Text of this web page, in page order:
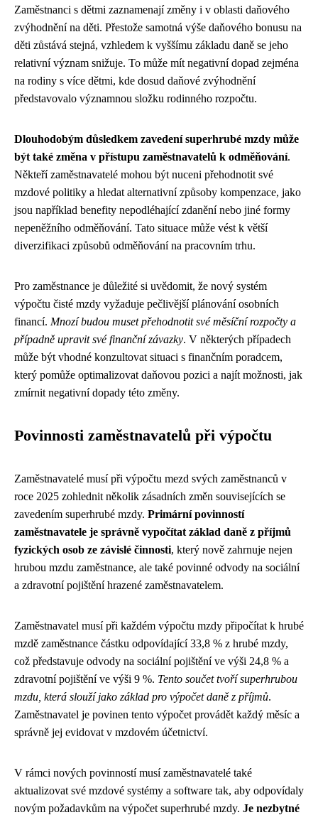
Zaměstnanci s dětmi zaznamenají změny i v oblasti daňového
zvýhodnění na děti. Přestože samotná výše daňového bonusu na
děti zůstává stejná, vzhledem k vyššímu základu daně se jeho
relativní význam snižuje. To může mít negativní dopad zejména
na rodiny s více dětmi, kde dosud daňové zvýhodnění
představovalo významnou složku rodinného rozpočtu.
Dlouhodobým důsledkem zavedení superhrubé mzdy může
být také změna v přístupu zaměstnavatelů k odměňování.
Někteří zaměstnavatelé mohou být nuceni přehodnotit své
mzdové politiky a hledat alternativní způsoby kompenzace, jako
jsou například benefity nepodléhající zdanění nebo jiné formy
nepeněžního odměňování. Tato situace může vést k větší
diverzifikaci způsobů odměňování na pracovním trhu.
Pro zaměstnance je důležité si uvědomit, že nový systém
výpočtu čisté mzdy vyžaduje pečlivější plánování osobních
financí. Mnozí budou muset přehodnotit své měsíční rozpočty a
případně upravit své finanční závazky. V některých případech
může být vhodné konzultovat situaci s finančním poradcem,
který pomůže optimalizovat daňovou pozici a najít možnosti, jak
zmírnit negativní dopady této změny.
Povinnosti zaměstnavatelů při výpočtu
Zaměstnavatelé musí při výpočtu mezd svých zaměstnanců v
roce 2025 zohlednit několik zásadních změn souvisejících se
zavedením superhrubé mzdy. Primární povinností
zaměstnavatele je správně vypočítat základ daně z příjmů
fyzických osob ze závislé činnosti, který nově zahrnuje nejen
hrubou mzdu zaměstnance, ale také povinné odvody na sociální
a zdravotní pojištění hrazené zaměstnavatelem.
Zaměstnavatel musí při každém výpočtu mzdy připočítat k hrubé
mzdě zaměstnance částku odpovídající 33,8 % z hrubé mzdy,
což představuje odvody na sociální pojištění ve výši 24,8 % a
zdravotní pojištění ve výši 9 %. Tento součet tvoří superhrubou
mzdu, která slouží jako základ pro výpočet daně z příjmů.
Zaměstnavatel je povinen tento výpočet provádět každý měsíc a
správně jej evidovat v mzdovém účetnictví.
V rámci nových povinností musí zaměstnavatelé také
aktualizovat své mzdové systémy a software tak, aby odpovídaly
novým požadavkům na výpočet superhrubé mzdy. Je nezbytné